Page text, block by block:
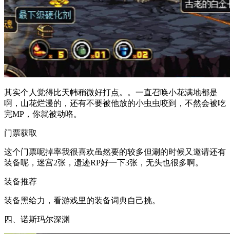
其实个人觉得比天帏稍微好打点。。一直召唤小花满地都是
啊，山花烂漫的，还有不要被他放的小虫虫咬到，不然会被吃
完MP，你就被动咯。
门票获取
这个门票呢掉率我很喜欢虽然要的较多但涮的时候又邀请还有
装备呢，迷宫2张，遗迹RP好一下3张，无头也很多啊。
装备推荐
装备黑给力，看游戏里的装备词典自己挑。
四、诺斯玛尔深渊